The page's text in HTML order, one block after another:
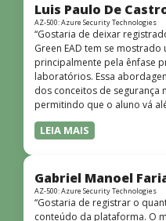
Luis Paulo De
AZ-500: Azure Security Technologies
“Gostaria de deixar
Green EAD tem se mostrado
principalmente pela ênfase
laboratórios. Essa
dos conceitos de segurança
permitindo que o aluno vá
conhecimentos em cenários
ponto muito positivo é a
quem não tem uma bagagem
LEIA MAIS
Gabriel Manoel
AZ-500: Azure Security Technologies
“Gostaria de registrar o
conteúdo da plataforma. O